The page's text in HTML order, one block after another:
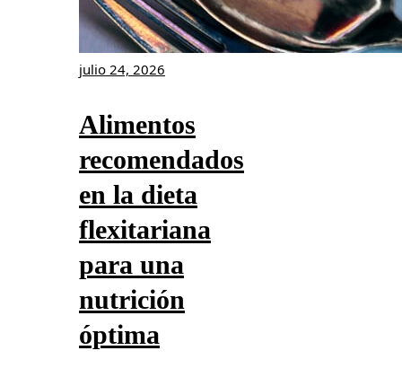
julio 24, 2026
Alimentos
recomendados
en la dieta
flexitariana
para una
nutrición
óptima